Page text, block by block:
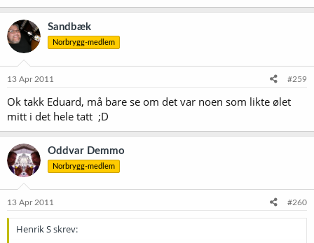
Sandbæk
Norbrygg-medlem
13 Apr 2011 #259
Ok takk Eduard, må bare se om det var noen som likte ølet
mitt i det hele tatt ;D
Oddvar Demmo
Norbrygg-medlem
13 Apr 2011 #260
Henrik S skrev: